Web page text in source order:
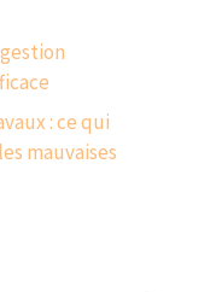
: ce qui
mauvaises